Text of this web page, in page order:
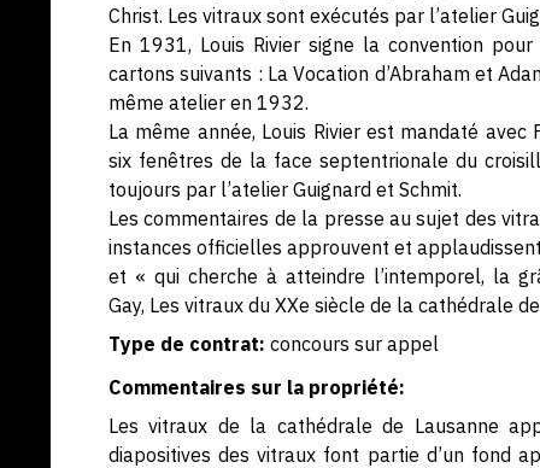
Christ. Les vitraux sont exécutés par l’atelier
En 1931, Louis Rivier signe la convention
cartons suivants : La Vocation d’Abraham et
même atelier en 1932.
La même année, Louis Rivier est mandaté
six fenêtres de la face septentrionale du
toujours par l’atelier Guignard et Schmit.
Les commentaires de la presse au sujet des
instances officielles approuvent et
et « qui cherche à atteindre l’intemporel, la
Gay, Les vitraux du XXe siècle de la cathédrale
Type de contrat: concours sur appel
Commentaires sur la propriété:
Les vitraux de la cathédrale de Lausanne
diapositives des vitraux font partie d’un fond